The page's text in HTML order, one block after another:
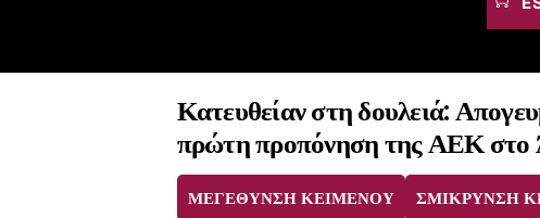
Κατευθείαν στη δουλειά:
πρώτη προπόνηση της ΑΕΚ στο
ΜΕΓΕΘΥΝΣΗ ΚΕΙΜΕΝΟΥ ΣΜΙΚΡΥΝΣΗ